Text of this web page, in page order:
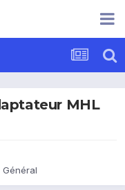
MHL
Général